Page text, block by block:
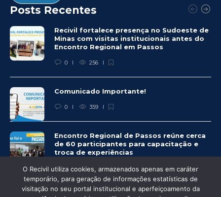
Posts Recentes
Recivil fortalece presença no Sudoeste de
Minas com visitas institucionais antes do
Encontro Regional em Passos
0 256
Comunicado Importante!
0 359
Encontro Regional de Passos reúne cerca
de 60 participantes para capacitação e
troca de experiências
0 333
O Recivil utiliza cookies, armazenados apenas em caráter
temporário, para geração de informações estatísticas de
visitação no seu portal institucional e aperfeiçoamento da